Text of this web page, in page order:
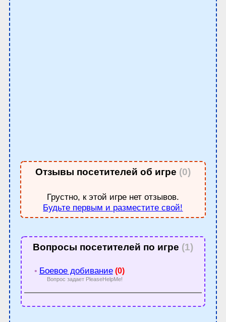
Отзывы посетителей об игре (0)
Грустно, к этой игре нет отзывов.
Будьте первым и разместите свой!
Вопросы посетителей по игре (1)
• Боевое добивание (0)
Вопрос задает PleaseHelpMe!